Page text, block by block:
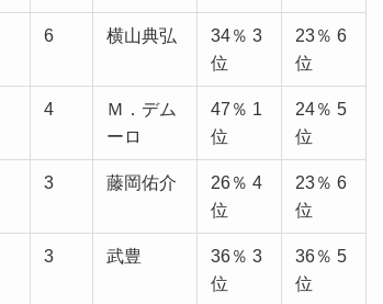
6 横山典弘
34％ 3
位
23％ 6
位
4
Ｍ．デム
ーロ
47％ 1
位
24％ 5
位
3 藤岡佑介
26％ 4
位
23％ 6
位
3 武豊
36％ 3
位
36％ 5
位